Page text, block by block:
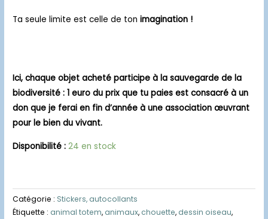
Ta seule limite est celle de tonimagination !
Ici, chaque objet acheté participe à la sauvegarde de la
biodiversité : 1 euro du prix que tu paies est consacré à un
don que je ferai en fin d’année à une association œuvrant
pour le bien du vivant.
Disponibilité : 24 en stock
Catégorie : Stickers, autocollants
Étiquette : animal totem, animaux, chouette, dessin oiseau,